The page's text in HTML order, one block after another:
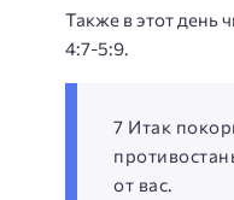
Также в этот день
4:7-5:9.
7 Итак
от вас.